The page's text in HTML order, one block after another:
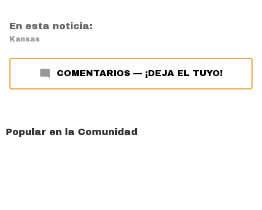
En esta noticia:
Kansas
COMENTARIOS — ¡DEJA EL TUYO!
Popular en la Comunidad